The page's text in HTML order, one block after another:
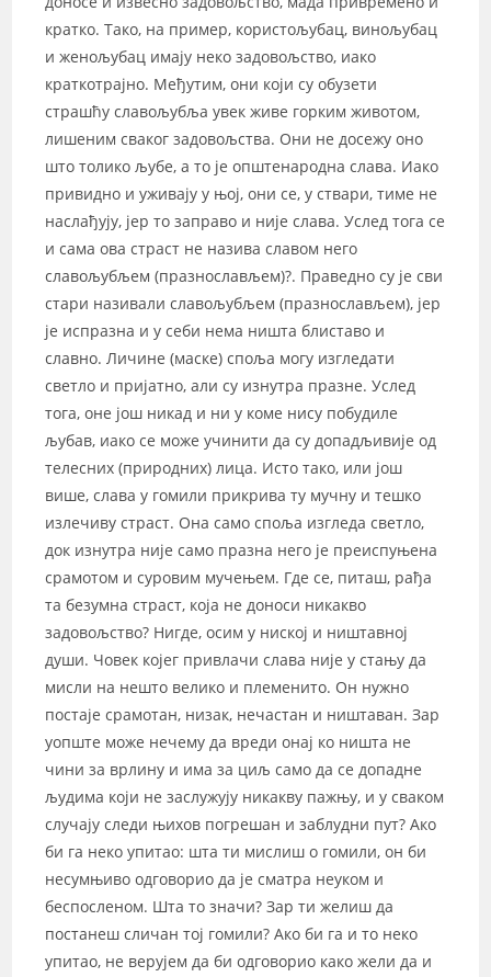
кратко. Тако, на пример, користољубац, винољубац
и женољубац имају неко задовољство, иако
краткотрајно. Међутим, они који су обузети
страшћу славољубља увек живе горким животом,
лишеним сваког задовољства. Они не досежу оно
што толико љубе, а то је општенародна слава. Иако
привидно и уживају у њој, они се, у ствари, тиме не
наслађују, јер то заправо и није слава. Услед тога се
и сама ова страст не назива славом него
славољубљем (празнослављем)?. Праведно су је сви
стари називали славољубљем (празнослављем), јер
је испразна и у себи нема ништа блиставо и
славно. Личине (маске) споља могу изгледати
светло и пријатно, али су изнутра празне. Услед
тога, оне још никад и ни у коме нису побудиле
љубав, иако се може учинити да су допадљивије од
телесних (природних) лица. Исто тако, или још
више, слава у гомили прикрива ту мучну и тешко
излечиву страст. Она само споља изгледа светло,
док изнутра није само празна него је преиспуњена
срамотом и суровим мучењем. Где се, питаш, рађа
та безумна страст, која не доноси никакво
задовољство? Нигде, осим у ниској и ништавној
души. Човек којег привлачи слава није у стању да
мисли на нешто велико и племенито. Он нужно
постаје срамотан, низак, нечастан и ништаван. Зар
уопште може нечему да вреди онај ко ништа не
чини за врлину и има за циљ само да се допадне
људима који не заслужују никакву пажњу, и у сваком
случају следи њихов погрешан и заблудни пут? Ако
би га неко упитао: шта ти мислиш о гомили, он би
несумњиво одговорио да је сматра неуком и
беспосленом. Шта то значи? Зар ти желиш да
постанеш сличан тој гомили? Ако би га и то неко
упитао, не верујем да би одговорио како жели да и